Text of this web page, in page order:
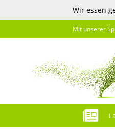
Wir essen
Mit unserer